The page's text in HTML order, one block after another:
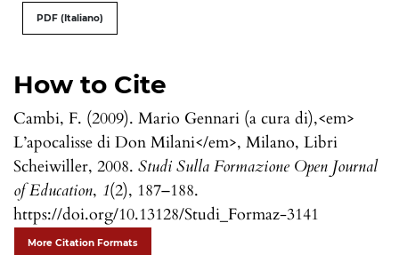
How to Cite
Cambi, F. (2009). Mario Gennari (a cura di),<em>
L’apocalisse di Don Milani</em>, Milano, Libri
Scheiwiller, 2008. Studi Sulla Formazione Open Journal
of Education, 1(2), 187–188.
https://doi.org/10.13128/Studi_Formaz-3141
More Citation Formats
PDF (Italiano)